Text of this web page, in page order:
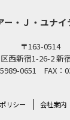
ー・Ｊ・ユナ
〒163-0514
西新宿1-26-2 新
0651 FAX：
リシー 会社案内